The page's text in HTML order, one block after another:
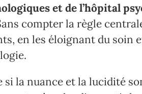
et de l’hôpital
compter la règle
en les éloignant du soin
si la nuance et la lucidité